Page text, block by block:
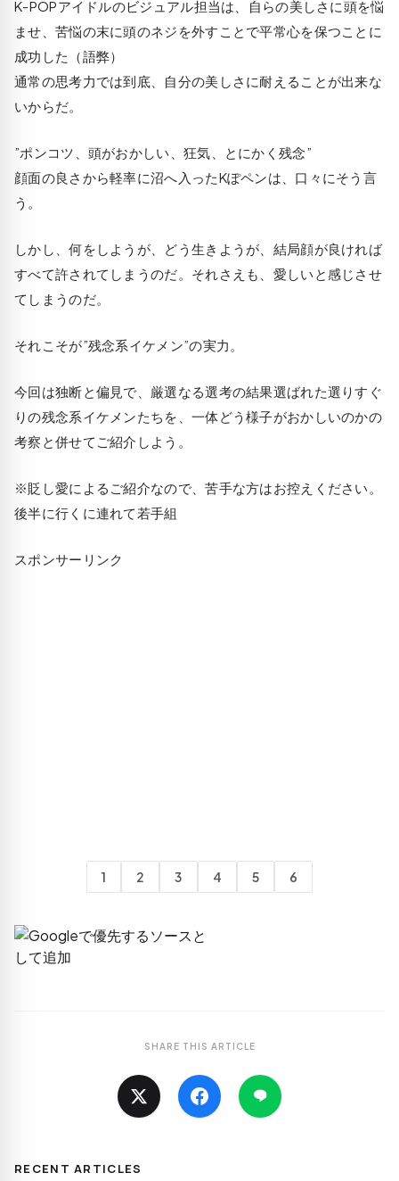
K-POPアイドルのビジュアル担当は、自らの美しさに頭を悩
ませ、苦悩の末に頭のネジを外すことで平常心を保つことに
成功した（語弊）
通常の思考力では到底、自分の美しさに耐えることが出来な
いからだ。
”ポンコツ、頭がおかしい、狂気、とにかく残念”
顔面の良さから軽率に沼へ入ったKぽペンは、口々にそう言
う。
しかし、何をしようが、どう生きようが、結局顔が良ければ
すべて許されてしまうのだ。それさえも、愛しいと感じさせ
てしまうのだ。
それこそが”残念系イケメン”の実力。
今回は独断と偏見で、厳選なる選考の結果選ばれた選りすぐ
りの残念系イケメンたちを、一体どう様子がおかしいのかの
考察と併せてご紹介しよう。
※貶し愛によるご紹介なので、苦手な方はお控えください。
後半に行くに連れて若手組
スポンサーリンク
1 2 3 4 5 6
SHARE THIS ARTICLE
RECENT ARTICLES